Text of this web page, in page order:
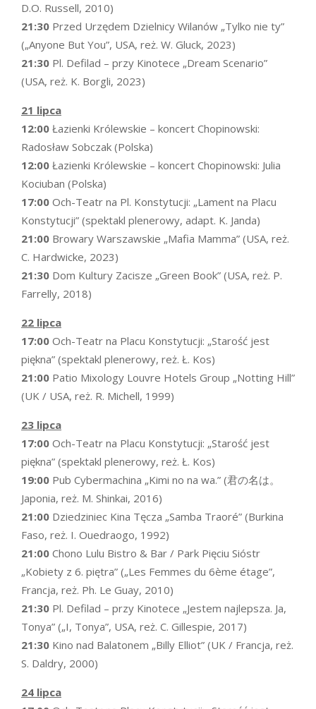
D.O. Russell, 2010)
21:30 Przed Urzędem Dzielnicy Wilanów „Tylko nie ty”
(„Anyone But You”, USA, reż. W. Gluck, 2023)
21:30 Pl. Defilad – przy Kinotece „Dream Scenario”
(USA, reż. K. Borgli, 2023)
21 lipca
12:00 Łazienki Królewskie – koncert Chopinowski:
Radosław Sobczak (Polska)
12:00 Łazienki Królewskie – koncert Chopinowski: Julia
Kociuban (Polska)
17:00 Och-Teatr na Pl. Konstytucji: „Lament na Placu
Konstytucji” (spektakl plenerowy, adapt. K. Janda)
21:00 Browary Warszawskie „Mafia Mamma” (USA, reż.
C. Hardwicke, 2023)
21:30 Dom Kultury Zacisze „Green Book” (USA, reż. P.
Farrelly, 2018)
22 lipca
17:00 Och-Teatr na Placu Konstytucji: „Starość jest
piękna” (spektakl plenerowy, reż. Ł. Kos)
21:00 Patio Mixology Louvre Hotels Group „Notting Hill”
(UK / USA, reż. R. Michell, 1999)
23 lipca
17:00 Och-Teatr na Placu Konstytucji: „Starość jest
piękna” (spektakl plenerowy, reż. Ł. Kos)
19:00 Pub Cybermachina „Kimi no na wa.” (君の名は。
Japonia, reż. M. Shinkai, 2016)
21:00 Dziedziniec Kina Tęcza „Samba Traoré” (Burkina
Faso, reż. I. Ouedraogo, 1992)
21:00 Chono Lulu Bistro & Bar / Park Pięciu Sióstr
„Kobiety z 6. piętra” („Les Femmes du 6ème étage”,
Francja, reż. Ph. Le Guay, 2010)
21:30 Pl. Defilad – przy Kinotece „Jestem najlepsza. Ja,
Tonya” („I, Tonya”, USA, reż. C. Gillespie, 2017)
21:30 Kino nad Balatonem „Billy Elliot” (UK / Francja, reż.
S. Daldry, 2000)
24 lipca